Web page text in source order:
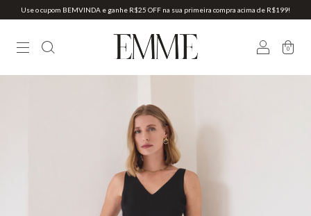
Use o cupom BEMVINDA e ganhe R$25 OFF na sua primeira compra acima de R$199!
0